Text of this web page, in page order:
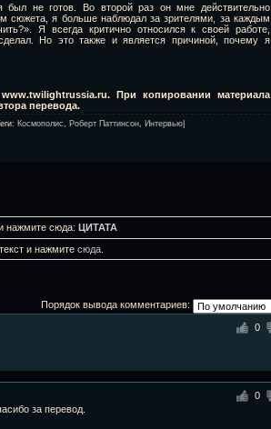
не готов. Во второй раз он мне действительно
сюжета, я больше наблюдал за зрителями, за каждым
Я всегда критично относился к своей работе,
Но это также и является причиной, почему я
При копировании материала
перевода.
: Космополис Роберт Паттинсон Интервью
нажмите сюда: ЦИТАТА
и нажмите сюда
Порядок вывода комментариев:
0
0
за перевод.